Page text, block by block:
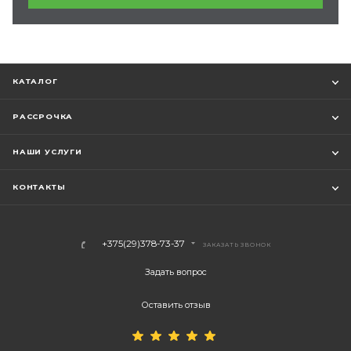
КАТАЛОГ
РАССРОЧКА
НАШИ УСЛУГИ
КОНТАКТЫ
+375(29)378-73-37 ЗАКАЗАТЬ ЗВОНОК
Задать вопрос
Оставить отзыв